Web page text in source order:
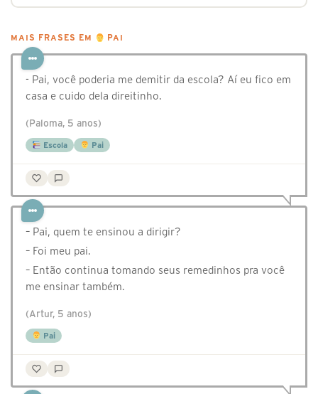
MAIS FRASES EM PAI
- Pai, você poderia me demitir da escola? Aí eu fico em
casa e cuido dela direitinho.
(Paloma, 5 anos)
Escola Pai
– Pai, quem te ensinou a dirigir?
– Foi meu pai.
– Então continua tomando seus remedinhos pra você
me ensinar também.
(Artur, 5 anos)
Pai